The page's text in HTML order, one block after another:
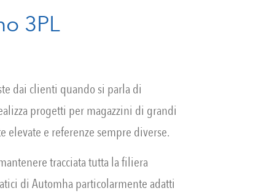
3PL
dai clienti quando si parla di
progetti per magazzini di grandi
elevate e referenze sempre diverse.
tracciata tutta la filiera
di Automha particolarmente adatti